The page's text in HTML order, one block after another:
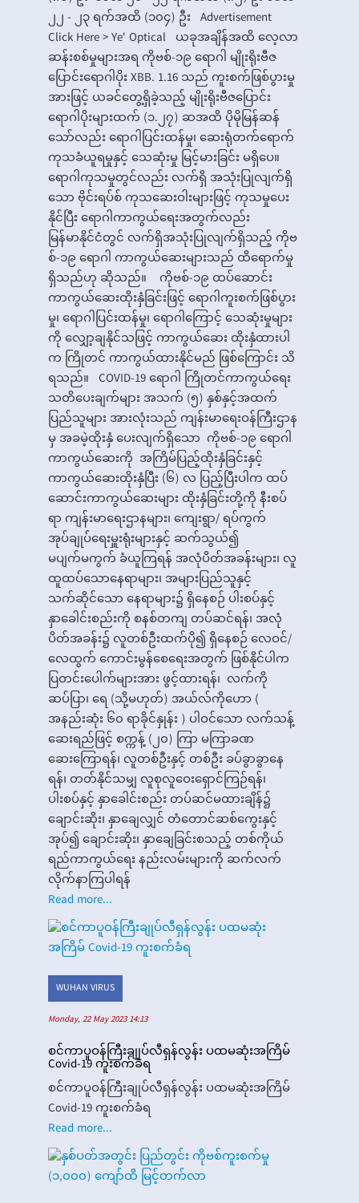
၂၂ - ၂၃ ရက်အထိ (၁၀၄) ဦး Advertisement
Click Here > Ye' Optical ယခုအချိန်အထိ လေ့လာ
ဆန်းစစ်မှုများအရ ကိုဗစ်-၁၉ ရောဂါ မျိုးရိုးဗီဇ
ပြောင်းရောဂါပိုး XBB. 1.16 သည် ကူးစက်ဖြစ်ပွားမှု
အားဖြင့် ယခင်တွေ့ရှိခဲ့သည့် မျိုးရိုးဗီဇပြောင်း
ရောဂါပိုးများထက် (၁.၂၇) ဆအထိ ပိုမိုမြန်ဆန်
သော်လည်း ရောဂါပြင်းထန်မှု၊ ဆေးရုံတက်ရောက်
ကုသခံယူရမှုနှင့် သေဆုံးမှု မြင့်မားခြင်း မရှိပေ။
ရောဂါကုသမှုတွင်လည်း လက်ရှိ အသုံးပြုလျက်ရှိ
သော ဗိုင်းရပ်စ် ကုသဆေးဝါးများဖြင့် ကုသမှုပေး
နိုင်ပြီး ရောဂါကာကွယ်ရေးအတွက်လည်း
မြန်မာနိုင်ငံတွင် လက်ရှိအသုံးပြုလျက်ရှိသည့် ကိုဗ
စ်-၁၉ ရောဂါ ကာကွယ်ဆေးများသည် ထိရောက်မှု
ရှိသည်ဟု ဆိုသည်။ ကိုဗစ်-၁၉ ထပ်ဆောင်း
ကာကွယ်ဆေးထိုးနှံခြင်းဖြင့် ရောဂါကူးစက်ဖြစ်ပွား
မှု၊ ရောဂါပြင်းထန်မှု၊ ရောဂါကြောင့် သေဆုံးမှုများ
ကို လျှော့ချနိုင်သဖြင့် ကာကွယ်ဆေး ထိုးနှံထားပါ
က ကြိုတင် ကာကွယ်ထားနိုင်မည် ဖြစ်ကြောင်း သိ
ရသည်။ COVID-19 ရောဂါ ကြိုတင်ကာကွယ်ရေး
သတိပေးချက်များ အသက် (၅) နှစ်နှင့်အထက်
ပြည်သူများ အားလုံးသည် ကျန်းမာရေးဝန်ကြီးဌာန
မှ အခမဲ့ထိုးနှံ ပေးလျက်ရှိသော ကိုဗစ်-၁၉ ရောဂါ
ကာကွယ်ဆေးကို အကြိမ်ပြည့်ထိုးနှံခြင်းနှင့်
ကာကွယ်ဆေးထိုးနှံပြီး (၆) လ ပြည့်ပြီးပါက ထပ်
ဆောင်းကာကွယ်ဆေးများ ထိုးနှံခြင်းတို့ကို နီးစပ်
ရာ ကျန်းမာရေးဌာနများ၊ ကျေးရွာ/ ရပ်ကွက်
အုပ်ချုပ်ရေးမှူးရုံးများနှင့် ဆက်သွယ်၍
မပျက်မကွက် ခံယူကြရန် အလုံပိတ်အခန်းများ၊ လူ
ထူထပ်သောနေရာများ၊ အများပြည်သူနှင့်
သက်ဆိုင်သော နေရာများ၌ ရှိနေစဉ် ပါးစပ်နှင့်
နှာခေါင်းစည်းကို စနစ်တကျ တပ်ဆင်ရန်၊ အလုံ
ပိတ်အခန်း၌ လူတစ်ဦးထက်ပို၍ ရှိနေစဉ် လေဝင်/
လေထွက် ကောင်းမွန်စေရေးအတွက် ဖြစ်နိုင်ပါက
ပြတင်းပေါက်များအား ဖွင့်ထားရန်၊ လက်ကို
ဆပ်ပြာ၊ ရေ (သို့မဟုတ်) အယ်လ်ကိုဟော (
အနည်းဆုံး ၆၀ ရာခိုင်နှုန်း ) ပါဝင်သော လက်သန့်
ဆေးရည်ဖြင့် စက္ကန့် (၂၀) ကြာ မကြာခဏ
ဆေးကြောရန်၊ လူတစ်ဦးနှင့် တစ်ဦး ခပ်ခွာခွာနေ
ရန်၊ တတ်နိုင်သမျှ လူစုလူဝေးရှောင်ကြဉ်ရန်၊
ပါးစပ်နှင့် နှာခေါင်းစည်း တပ်ဆင်မထားချိန်၌
ချောင်းဆိုး၊ နှာချေလျှင် တံတောင်ဆစ်ကွေးနှင့်
အုပ်၍ ချောင်းဆိုး၊ နှာချေခြင်းစသည့် တစ်ကိုယ်
ရည်ကာကွယ်ရေး နည်းလမ်းများကို ဆက်လက်
လိုက်နာကြပါရန်
Read more...
WUHAN VIRUS
Monday, 22 May 2023 14:13
စင်ကာပူဝန်ကြီးချုပ်လီရှန်လွန်း ပထမဆုံးအကြိမ်
Covid-19 ကူးစက်ခံရ
စင်ကာပူဝန်ကြီးချုပ်လီရှန်လွန်း ပထမဆုံးအကြိမ်
Covid-19 ကူးစက်ခံရ
Read more...